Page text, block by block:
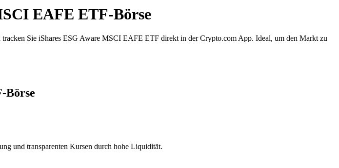
EAFE ETF-Börse
Sie iShares ESG Aware MSCI EAFE ETF direkt in der Crypto.com App. Ideal, um den Markt zu
Börse
und transparenten Kursen durch hohe Liquidität.